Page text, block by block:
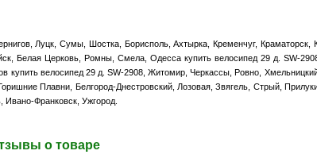
Луцк, Сумы, Шостка, Борисполь, Ахтырка, Кременчуг, Краматорск,
Белая Церковь, Ромны, Смела, Одесса купить велосипед 29 д. SW-
велосипед 29 д. SW-2908, Житомир, Черкассы, Ровно,
Плавни, Белгород-Днестровский, Лозовая, Звягель, Стрый,
Ивано-Франковск, Ужгород.
о товаре